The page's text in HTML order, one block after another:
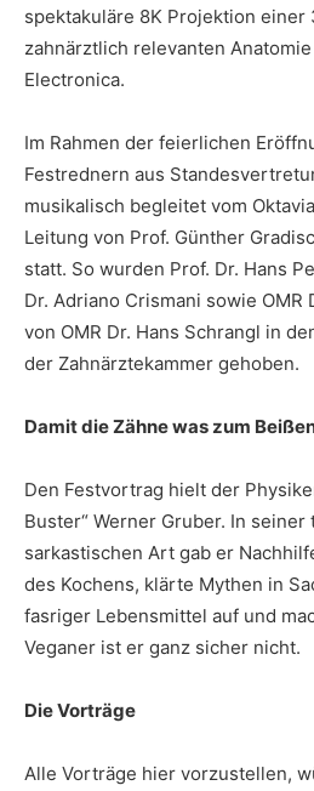
spektakuläre 8K Projektion
zahnärztlich relevanten
Electronica.
Im Rahmen der feierlichen
Festrednern aus
musikalisch begleitet vom
Leitung von Prof. Günther
statt. So wurden Prof. Dr. Hans
Dr. Adriano Crismani sowie OMR
von OMR Dr. Hans Schrangl in
der Zahnärztekammer gehoben.
Damit die Zähne was zum
Den Festvortrag hielt der
Buster“ Werner Gruber. In
sarkastischen Art gab er
des Kochens, klärte Mythen in
fasriger Lebensmittel auf und
Veganer ist er ganz sicher nicht.
Die Vorträge
Alle Vorträge hier vorzustellen,